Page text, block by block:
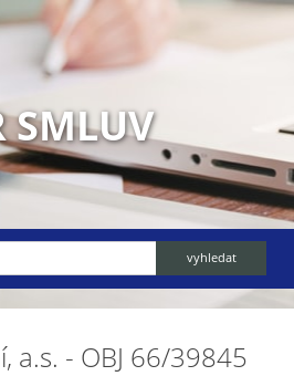
SMLUV
a.s. - OBJ 66/39845